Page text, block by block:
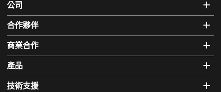
公司
合作夥伴
商業合作
產品
技術支援